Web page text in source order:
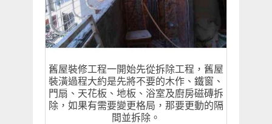
舊屋裝修工程一開始先從拆除工程，舊屋
裝潢過程大約是先將不要的木作、鐵窗、
門扇、天花板、地板、浴室及廚房磁磚拆
除，如果有需要變更格局，那要更動的隔
間並拆除。